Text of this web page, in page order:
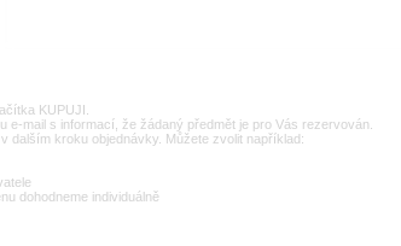
KUPUJI.
mail s informací, že žádaný předmět je pro Vás rezervován.
dalším kroku objednávky. Můžete zvolit například:
dohodneme individuálně